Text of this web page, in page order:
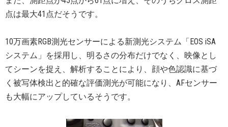
点は最大41点だそうです。
10万画素RGB測光センサーによる新測光システム「EOS iSA
システム」を採用し、明るさの分布だけでなく、映像とし
てシーンを捉え、解析することにより、顔や色認識に基づ
く被写体検出と的確な評価測光が可能になり、AFセンサー
も大幅にアップしているそうです。